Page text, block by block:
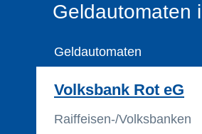
Geldautomaten
Geldautomaten
Volksbank Rot eG
Raiffeisen-/Volksbanken